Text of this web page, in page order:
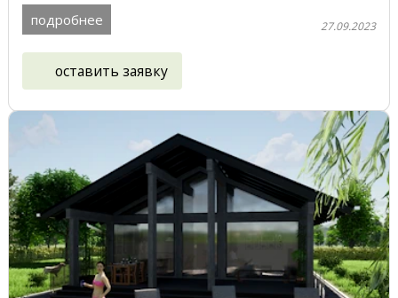
подробнее 27.09.2023
оставить заявку